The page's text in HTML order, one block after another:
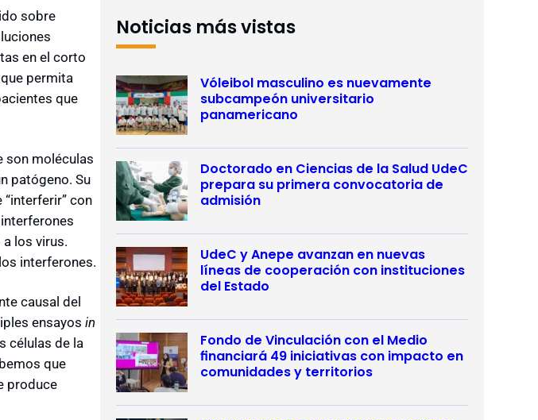
sobre
en el corto
permita
que
son moléculas
patógeno. Su
con
los virus.
interferones.
causal del
ensayos in
células de la
que
produce
Noticias más vistas
Vóleibol masculino es nuevamente
subcampeón universitario
panamericano
Doctorado en Ciencias de la Salud UdeC
prepara su primera convocatoria de
admisión
UdeC y Anepe avanzan en nuevas
líneas de cooperación con instituciones
del Estado
Fondo de Vinculación con el Medio
financiará 49 iniciativas con impacto en
comunidades y territorios